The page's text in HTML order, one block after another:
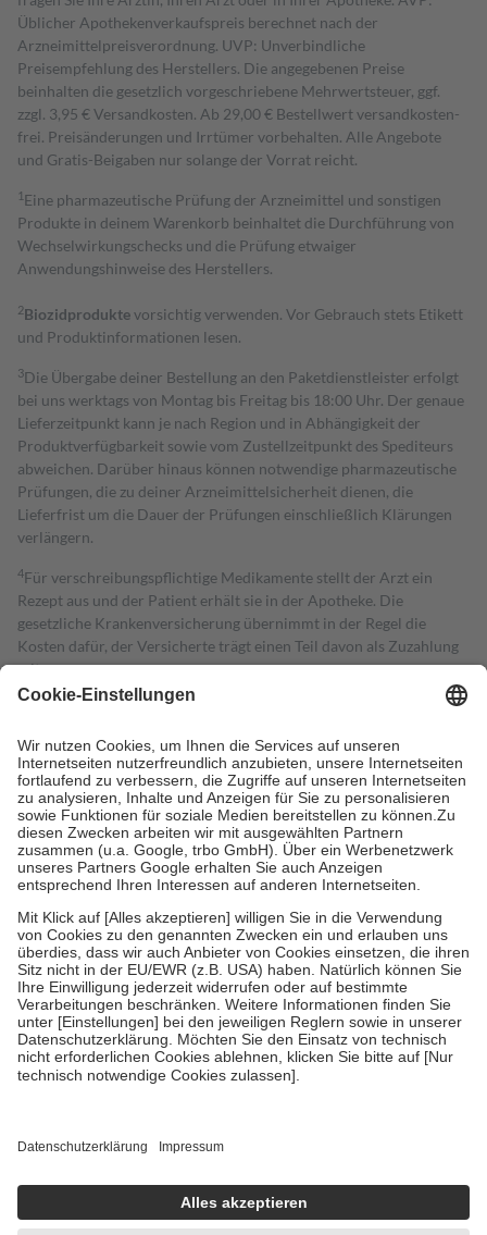
Üblicher Apothekenverkaufspreis berechnet nach der
Arzneimittelpreisverordnung. UVP: Unverbindliche
Preisempfehlung des Herstellers. Die angegebenen Preise
beinhalten die gesetzlich vorgeschriebene Mehrwertsteuer, ggf.
zzgl. 3,95 € Versandkosten. Ab 29,00 € Bestell­wert versand­kosten­
frei. Preisänderungen und Irrtümer vorbehalten. Alle Angebote
und Gratis-Beigaben nur solange der Vorrat reicht.
1 Eine pharmazeutische Prüfung der Arzneimittel und sonstigen
Produkte in deinem Warenkorb beinhaltet die Durchführung von
Wechselwirkungschecks und die Prüfung etwaiger
Anwendungshinweise des Herstellers.
2Biozidproduktevorsichtig verwenden. Vor Gebrauch stets Etikett
und Produktinformationen lesen.
3Die Übergabe deiner Bestellung an den Paketdienstleister erfolgt
bei uns werktags von Montag bis Freitag bis 18:00 Uhr. Der genaue
Lieferzeitpunkt kann je nach Region und in Abhängigkeit der
Produktverfügbarkeit sowie vom Zustellzeitpunkt des Spediteurs
abweichen. Darüber hinaus können notwendige pharmazeutische
Prüfungen, die zu deiner Arzneimittelsicherheit dienen, die
Lieferfrist um die Dauer der Prüfungen einschließlich Klärungen
verlängern.
4Für verschreibungspflichtige Medikamente stellt der Arzt ein
Rezept aus und der Patient erhält sie in der Apotheke. Die
gesetzliche Krankenversicherung übernimmt in der Regel die
Kosten dafür, der Versicherte trägt einen Teil davon als Zuzahlung
mit.
Grundsätzlich leisten Mitglieder Zuzahlungen in Höhe von zehn
höchstens zehn Euro.
Es sind jedoch nie mehr als die tatsächlichen
Kosten der Leistung zu entrichten.
Diese Regeln gelten grundsätzlich auch für Online-Apotheken.
Bei Heilmitteln und häuslicher Krankenpflege beträgt die
Zuzahlung zehn Prozent der Kosten sowie zehn Euro je
Verordnung.
Um das Engagement der Versicherten für ihre eigene Gesundheit zu
stärken und die besondere Stellung der Familie zu unterstützen,
fallenkeine Zuzahlungenan bei:
• Kindern und Jugendlichen bis zum vollendeten 18. Lebensjahr
mit Ausnahme der Fahrkosten
• Untersuchungen zur Vorsorge und Früherkennung, die von der
GKV getragen werden
• empfohlenen Schutzimpfungen
• Harn- und Blutteststreifen
getroffen, um sicherzustellen, dass es sich um echte Bewertungen
https://help.etrusted.com/hc/de/articles/4419944605341
Einige Bilder und Inhalte wurden unter Zuhilfenahme künstlicher